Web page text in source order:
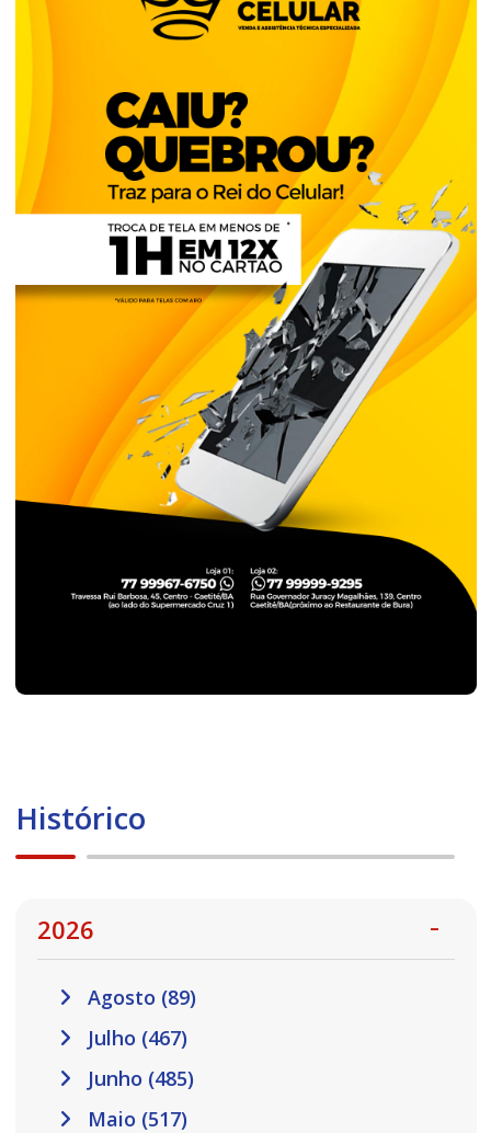
Histórico
2026
Agosto (89)
Julho (467)
Junho (485)
Maio (517)